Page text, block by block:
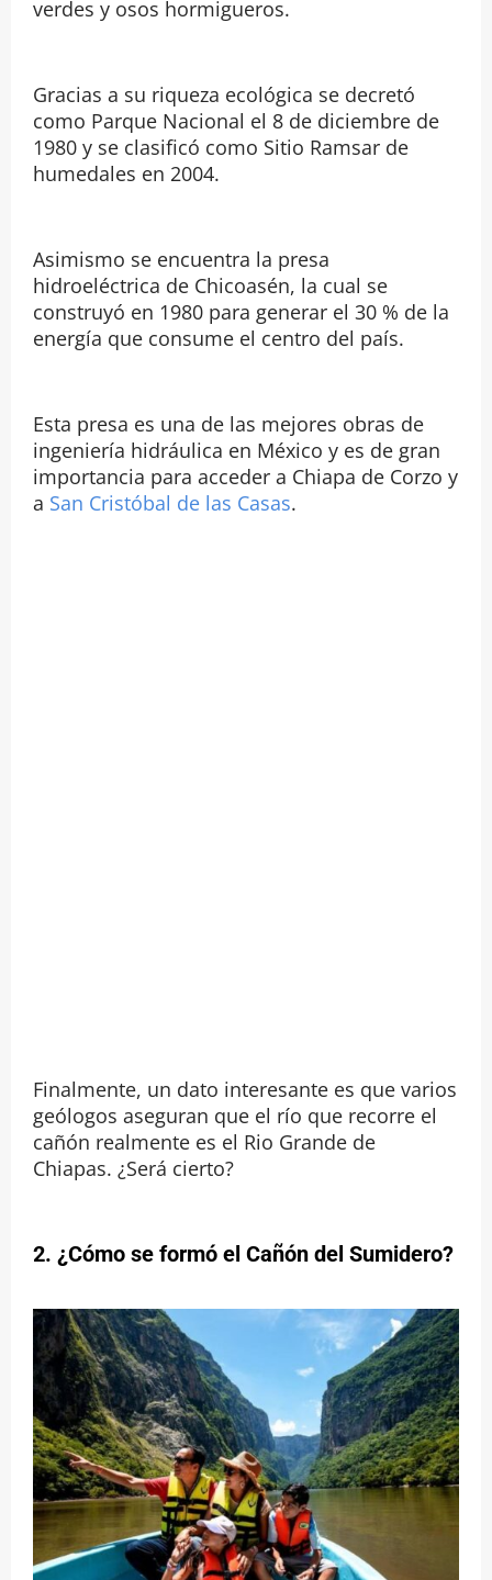
verdes y osos hormigueros.
Gracias a su riqueza ecológica se decretó
como Parque Nacional el 8 de diciembre de
1980 y se clasificó como Sitio Ramsar de
humedales en 2004.
Asimismo se encuentra la presa
hidroeléctrica de Chicoasén, la cual se
construyó en 1980 para generar el 30 % de la
energía que consume el centro del país.
Esta presa es una de las mejores obras de
ingeniería hidráulica en México y es de gran
importancia para acceder a Chiapa de Corzo y
a San Cristóbal de las Casas.
Finalmente, un dato interesante es que varios
geólogos aseguran que el río que recorre el
cañón realmente es el Rio Grande de
Chiapas. ¿Será cierto?
2. ¿Cómo se formó el Cañón del Sumidero?